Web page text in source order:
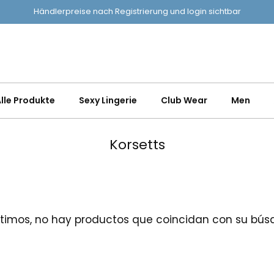
Händlerpreise nach Registrierung und login sichtbar
Produkte Sexy Lingerie Club Wear Men
Korsetts
no hay productos que coincidan con su